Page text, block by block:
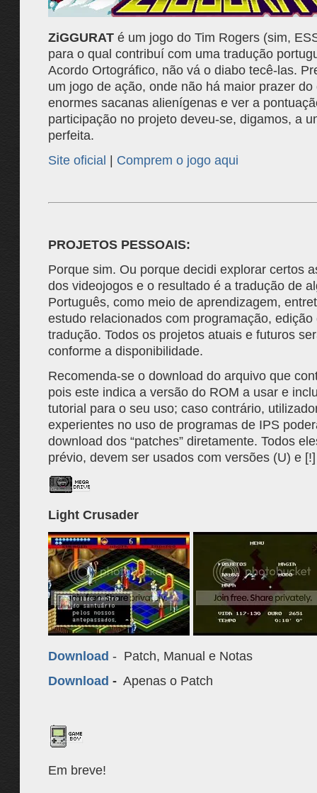
ZiGGURATé um jogo do Tim Rogers (sim,
para o qual contribuí com uma tradução
Acordo Ortográfico, não vá o diabo tecê-las.
um jogo de ação, onde não há maior prazer do
enormes sacanas alienígenas e ver a
participação no projeto deveu-se, digamos, a
perfeita.
Site oficial
Comprem o jogo aqui
PROJETOS PESSOAIS:
Porque sim. Ou porque decidi explorar certos
dos videojogos e o resultado é a tradução de
Português, como meio de aprendizagem,
estudo relacionados com programação, edição
tradução. Todos os projetos atuais e futuros
conforme a disponibilidade.
Recomenda-se o download do arquivo que
pois este indica a versão do ROM a usar e
tutorial para o seu uso; caso contrário,
experientes no uso de programas de IPS
download dos “patches” diretamente. Todos
prévio, devem ser usados com versões (U) e
Light Crusader
Download - Patch, Manual e Notas
Download - Apenas o Patch
Em breve!